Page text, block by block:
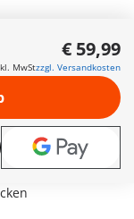
für spannende
sorgen für
Spielszenen
ermöglichen
Schätzen und
€ 59,99
MwStzzgl. Versandkosten